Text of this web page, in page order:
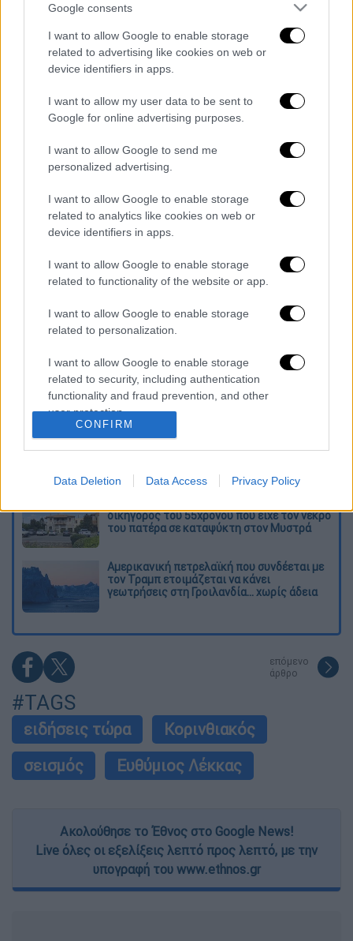
Google consents
I want to allow Google to enable storage
related to advertising like cookies on web or
device identifiers in apps.
I want to allow my user data to be sent to
Google for online advertising purposes.
I want to allow Google to send me
personalized advertising.
I want to allow Google to enable storage
related to analytics like cookies on web or
device identifiers in apps.
I want to allow Google to enable storage
related to functionality of the website or app.
I want to allow Google to enable storage
related to personalization.
I want to allow Google to enable storage
related to security, including authentication
functionality and fraud prevention, and other
user protection.
CONFIRM
Data Deletion Data Access Privacy Policy
«Προς το παρόν δεν υπάρχει κάποιο
πρόβλημα. Περιμένουμε να δούμε και τη
συνέχεια του φαινομένου. Παρακολουθούμε
αδιάληπτα την εξέλιξη» δήλωσε ο πρόεδρος
του ΟΑΣΠ Ευθύμιος Λέκκας μιλώντας στο
ΕΡΤΝews.
Λέκκαςανέφερε επίσης ότι ο
Κορινθιακός είναι μία ευαίσθητη ζώνη η
οποία χαρακτηρίζεται από υψηλή
σεισμικότητα.
Ο σεισμός έγινε αισθητός και στην Αττική
λόγω της κατευθυντικότητας των
σεισμικών κυμάτων σύμφωνα με τον κ.
Λέκκα.
Διαβάστε ακόμη
Kadebostany στο ethnos.gr: «Κάποτε
πίστευα ότι το να είσαι outsider ήταν
αδυναμία, τώρα το βλέπω ως δύναμη»
«Χωρίς σκηνές και κουβέρτες σε ακραίες
θερμοκρασίες»: Σε δραματικές συνθήκες
δικηγόρος του 55χρονου που είχε τον νεκρό
του πατέρα σε καταψύκτη στον Μυστρά
Αμερικανική πετρελαϊκή που συνδέεται με
τον Τραμπ ετοιμάζεται να κάνει
γεωτρήσεις στη Γροιλανδία... χωρίς άδεια
επόμενο
άρθρο
#TAGS
ειδήσεις τώρα
Κορινθιακός
σεισμός
Ευθύμιος Λέκκας
Ακολούθησε το Έθνος στο Google News!
Live όλες οι εξελίξεις λεπτό προς λεπτό, με την
υπογραφή του www.ethnos.gr